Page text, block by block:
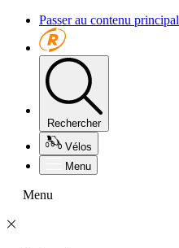
Passer au contenu principal
Rechercher
Vélos
Menu
Menu